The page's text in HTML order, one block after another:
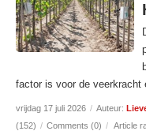
factor is voor de veerkracht
vrijdag 17 juli 2026 / Auteur:
(152) / Comments (0) / Article